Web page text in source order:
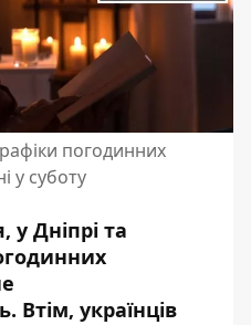
погодинних
у суботу
у Дніпрі та
Втім, українців